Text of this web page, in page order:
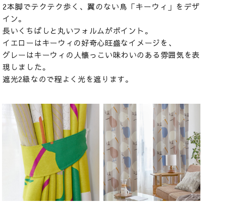
2本脚でテクテク歩く、翼のない鳥「キーウィ」をデザ
イン。
長いくちばしと丸いフォルムがポイント。
イエローはキーウィの好奇心旺盛なイメージを、
グレーはキーウィの人懐っこい味わいのある雰囲気を表
現しました。
遮光2級なので程よく光を遮ります。